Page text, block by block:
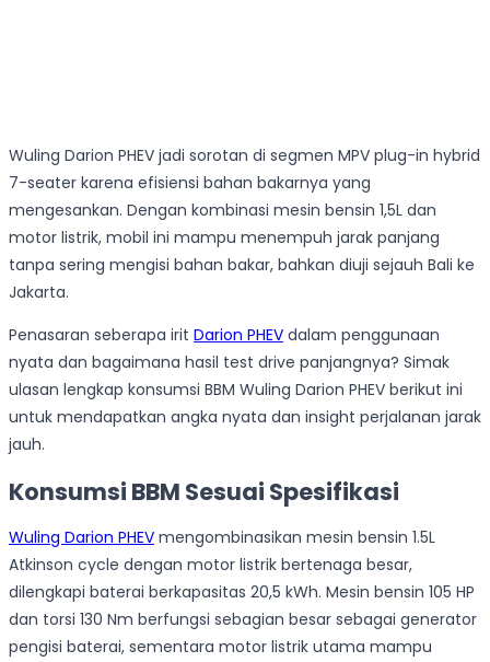
Wuling Darion PHEV jadi sorotan di segmen MPV plug-in hybrid
7-seater karena efisiensi bahan bakarnya yang
mengesankan. Dengan kombinasi mesin bensin 1,5L dan
motor listrik, mobil ini mampu menempuh jarak panjang
tanpa sering mengisi bahan bakar, bahkan diuji sejauh Bali ke
Jakarta.
Penasaran seberapa irit Darion PHEV dalam penggunaan
nyata dan bagaimana hasil test drive panjangnya? Simak
ulasan lengkap konsumsi BBM Wuling Darion PHEV berikut ini
untuk mendapatkan angka nyata dan insight perjalanan jarak
jauh.
Konsumsi BBM Sesuai Spesifikasi
Wuling Darion PHEV mengombinasikan mesin bensin 1.5L
Atkinson cycle dengan motor listrik bertenaga besar,
dilengkapi baterai berkapasitas 20,5 kWh. Mesin bensin 105 HP
dan torsi 130 Nm berfungsi sebagian besar sebagai generator
pengisi baterai, sementara motor listrik utama mampu